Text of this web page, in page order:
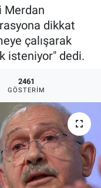
Merdan
dikkat
çalışarak
isteniyor" dedi.
2461
GÖSTERIM